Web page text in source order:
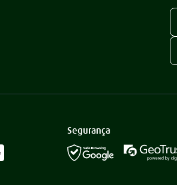
Segurança